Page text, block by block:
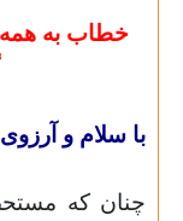
خطاب به همه
با سلام و
چنان که